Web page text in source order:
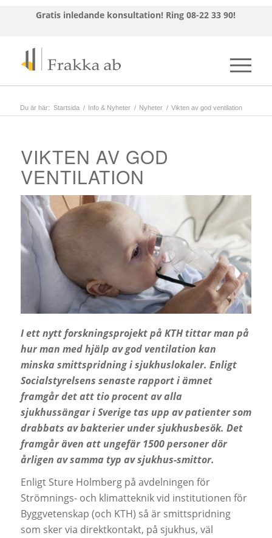
Gratis inledande konsultation! Ring 08-22 33 90!
Du är här: Startsida / Info & Nyheter / Nyheter / Vikten av god ventilation
VIKTEN AV GOD
VENTILATION
I ett nytt forskningsprojekt på KTH tittar man på
hur man med hjälp av god ventilation kan
minska smittspridning i sjukhuslokaler. Enligt
Socialstyrelsens senaste rapport i ämnet
framgår det att tio procent av alla
sjukhussängar i Sverige tas upp av patienter som
drabbats av bakterier under sjukhusbesök. Det
framgår även att ungefär 1500 personer dör
årligen av samma typ av sjukhus-smittor.
Enligt Sture Holmberg på avdelningen för
Strömnings- och klimatteknik vid institutionen för
Byggvetenskap (och KTH) så är smittspridning
som sker via direktkontakt, på sjukhus, väl